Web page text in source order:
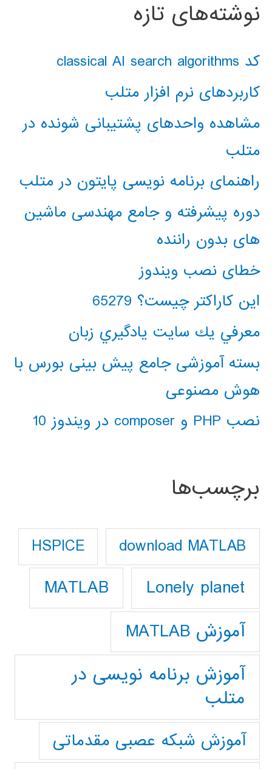
نوشته‌های تازه
کد classical AI search algorithms
کاربردهای نرم افزار متلب
مشاهده واحدهای پشتیبانی شونده در
متلب
راهنمای برنامه نویسی پایتون در متلب
دوره پیشرفته و جامع مهندسی ماشین
های بدون راننده
خطای نصب ویندوز
این کاراکتر چیست؟ 65279
معرفي يك سايت يادگيري زبان
بسته آموزشی جامع پیش بینی بورس با
هوش مصنوعی
نصب PHP و composer در ویندوز 10
برچسب‌ها
download MATLAB
HSPICE
Lonely planet
MATLAB
آموزش MATLAB
آموزش برنامه نویسی در
متلب
آموزش شبکه عصبی مقدماتی